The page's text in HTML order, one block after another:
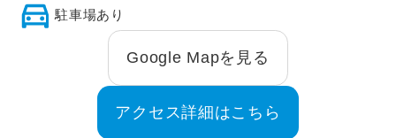
駐車場あり
Google Mapを見る
アクセス詳細はこちら